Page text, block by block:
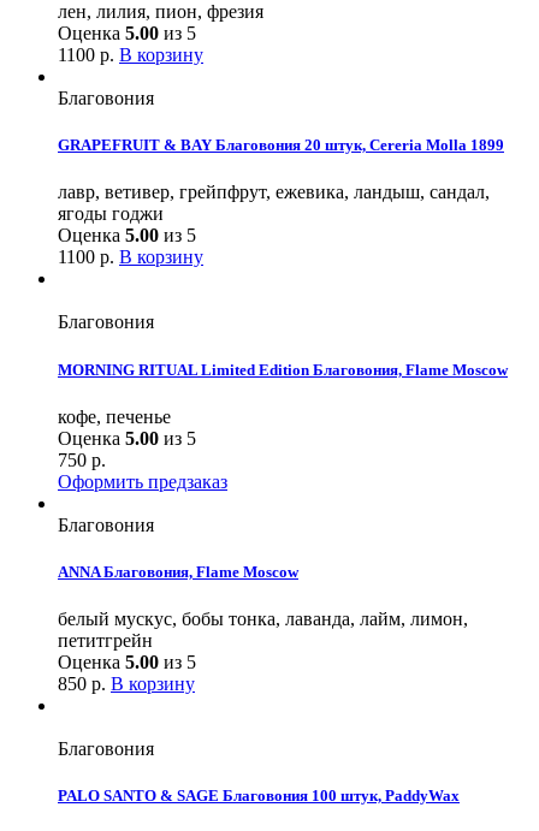
лен, лилия, пион, фрезия
Оценка 5.00 из 5
1100 р. В корзину
Благовония
GRAPEFRUIT & BAY Благовония 20 штук, Cereria Molla 1899
лавр, ветивер, грейпфрут, ежевика, ландыш, сандал,
ягоды годжи
Оценка 5.00 из 5
1100 р. В корзину
Благовония
MORNING RITUAL Limited Edition Благовония, Flame Moscow
кофе, печенье
Оценка 5.00 из 5
750 р.
Оформить предзаказ
Благовония
ANNA Благовония, Flame Moscow
белый мускус, бобы тонка, лаванда, лайм, лимон,
петитгрейн
Оценка 5.00 из 5
850 р. В корзину
Благовония
PALO SANTO & SAGE Благовония 100 штук, PaddyWax